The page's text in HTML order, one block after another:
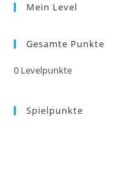
Mein Level
Gesamte Punkte
0 Levelpunkte
Spielpunkte